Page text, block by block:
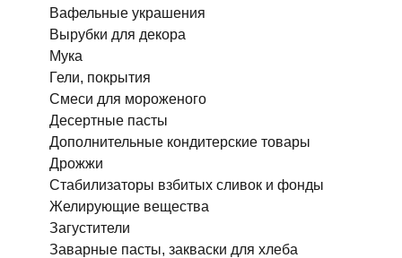
Вафельные украшения
Вырубки для декора
Мука
Гели, покрытия
Смеси для мороженого
Десертные пасты
Дополнительные кондитерские товары
Дрожжи
Стабилизаторы взбитых сливок и фонды
Желирующие вещества
Загустители
Заварные пасты, закваски для хлеба